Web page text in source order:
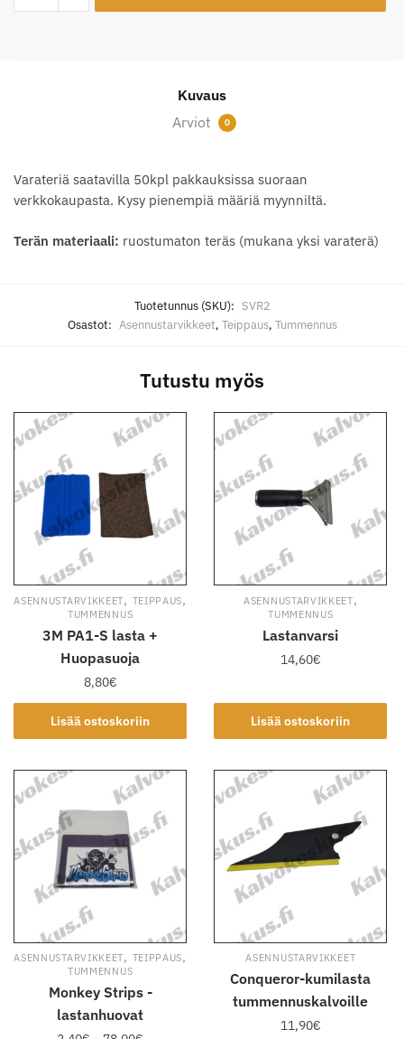
2
Kuvaus
Arviot
0
Varateriä saatavilla 50kpl pakkauksissa suoraan
verkkokaupasta. Kysy pienempiä määriä myynniltä.
Terän materiaali: ruostumaton teräs (mukana yksi varaterä)
Tuotetunnus (SKU): SVR2
Osastot: Asennustarvikkeet, Teippaus, Tummennus
Tutustu myös
ASENNUSTARVIKKEET, TEIPPAUS,
TUMMENNUS
3M PA1-S lasta +
Huopasuoja
8,80€
Lisää ostoskoriin
ASENNUSTARVIKKEET,
TUMMENNUS
Lastanvarsi
14,60€
Lisää ostoskoriin
ASENNUSTARVIKKEET, TEIPPAUS,
TUMMENNUS
Monkey Strips -
lastanhuovat
ASENNUSTARVIKKEET
Conqueror-kumilasta
tummennuskalvoille
11,90€